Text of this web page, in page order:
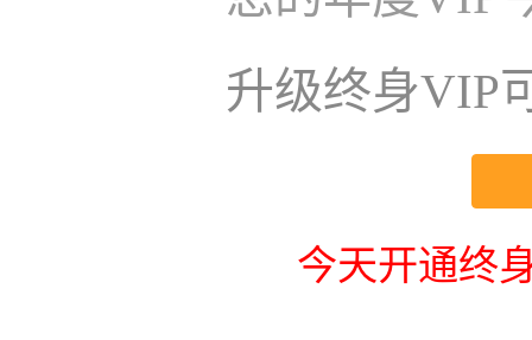
升级终身VIP
今天开通终